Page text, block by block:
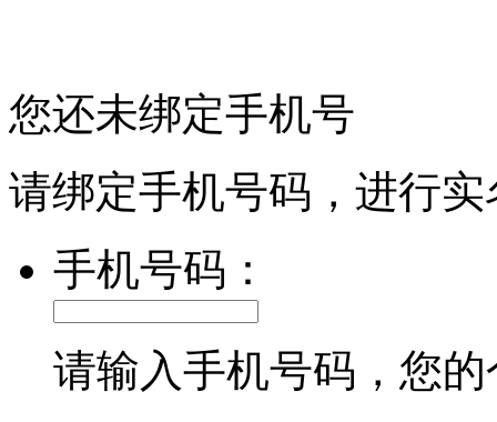
您还未绑定手机号
请绑定手机号码，进行
手机号码：
请输入手机号码，您